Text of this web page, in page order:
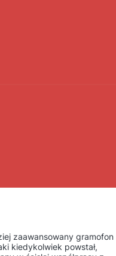
zaawansowany gramofon
kiedykolwiek powstał,